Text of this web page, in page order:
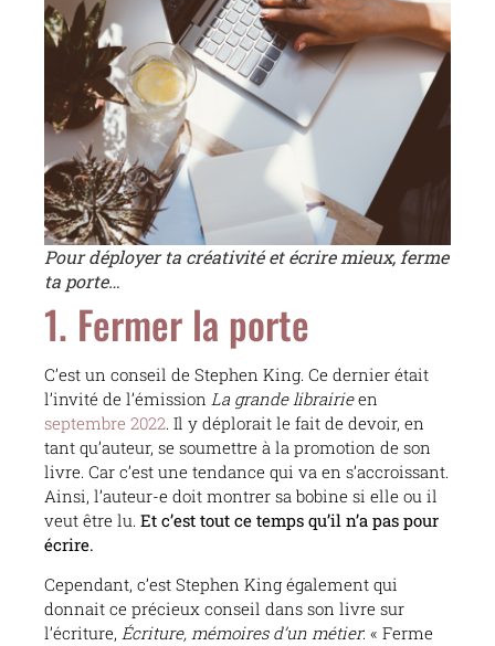
Pour déployer ta créativité et écrire mieux, ferme
ta porte…
1. Fermer la porte
C’est un conseil de Stephen King. Ce dernier était
l’invité de l’émission La grande librairieen
septembre 2022. Il y déplorait le fait de devoir, en
tant qu’auteur, se soumettre à la promotion de son
livre. Car c’est une tendance qui va en s’accroissant.
Ainsi, l’auteur-e doit montrer sa bobine si elle ou il
veut être lu. Et c’est tout ce temps qu’il n’a pas pour
écrire.
Cependant, c’est Stephen King également qui
donnait ce précieux conseil dans son livre sur
l’écriture, Écriture, mémoires d’un métier: « Ferme